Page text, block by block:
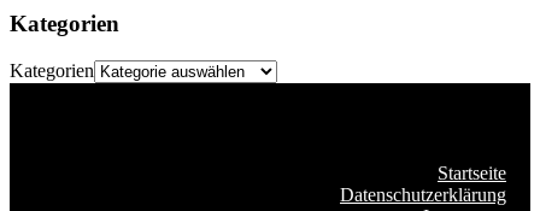
Kategorien
Kategorien
Startseite
Datenschutzerklärung